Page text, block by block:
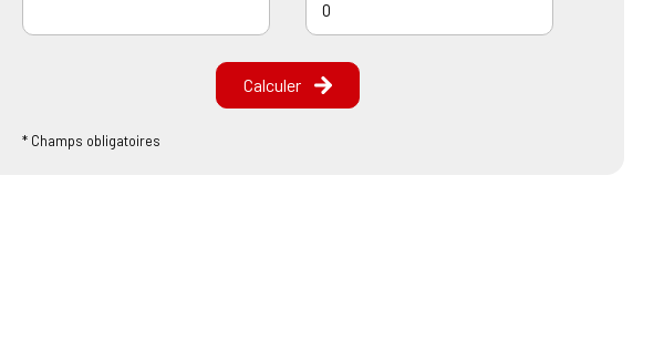
Calculer
* Champs obligatoires